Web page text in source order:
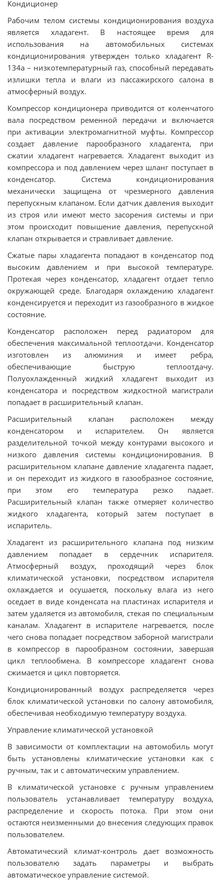
Кондиционер
Рабочим телом системы кондиционирования воздуха
является хладагент. В настоящее время для
использования на автомобильных системах
кондиционирования утвержден только хладагент R-
134a – низкотемпературный газ, способный передавать
излишки тепла и влаги из пассажирского салона в
атмосферный воздух.
Компрессор кондиционера приводится от коленчатого
вала посредством ременной передачи и включается
при активации электромагнитной муфты. Компрессор
создает давление парообразного хладагента, при
сжатии хладагент нагревается. Хладагент выходит из
компрессора и под давлением через шланг поступает в
конденсатор. Система кондиционирования
механически защищена от чрезмерного давления
перепускным клапаном. Если датчик давления выходит
из строя или имеют место засорения системы и при
этом происходит повышение давления, перепускной
клапан открывается и стравливает давление.
Сжатые пары хладагента попадают в конденсатор под
высоким давлением и при высокой температуре.
Протекая через конденсатор, хладагент отдает тепло
окружающей среде. Благодаря охлаждению хладагент
конденсируется и переходит из газообразного в жидкое
состояние.
Конденсатор расположен перед радиатором для
обеспечения максимальной теплоотдачи. Конденсатор
изготовлен из алюминия и имеет ребра,
обеспечивающие быструю теплоотдачу.
Полуохлажденный жидкий хладагент выходит из
конденсатора и посредством жидкостной магистрали
попадает в расширительный клапан.
Расширительный клапан расположен между
конденсатором и испарителем. Он является
разделительной точкой между контурами высокого и
низкого давления системы кондиционирования. В
расширительном клапане давление хладагента падает,
и он переходит из жидкого в газообразное состояние,
при этом его температура резко падает.
Расширительный клапан также отмеряет количество
жидкого хладагента, который затем поступает в
испаритель.
Хладагент из расширительного клапана под низким
давлением попадает в сердечник испарителя.
Атмосферный воздух, проходящий через блок
климатической установки, посредством испарителя
охлаждается и осушается, поскольку влага из него
оседает в виде конденсата на пластинах испарителя и
затем удаляется из автомобиля, стекая по специальным
каналам. Хладагент в испарителе нагревается, после
чего снова попадает посредством заборной магистрали
в компрессор в парообразном состоянии, завершая
цикл теплообмена. В компрессоре хладагент снова
сжимается и цикл повторяется.
Кондиционированный воздух распределяется через
блок климатической установки по салону автомобиля,
обеспечивая необходимую температуру воздуха.
Управление климатической установкой
В зависимости от комплектации на автомобиль могут
быть установлены климатические установки как с
ручным, так и с автоматическим управлением.
В климатической установке с ручным управлением
пользователь устанавливает температуру воздуха,
распределение и скорость потока. При этом они
остаются неизменными до внесения следующих правок
пользователем.
Автоматический климат-контроль дает возможность
пользователю задать параметры и выбрать
автоматическое управление системой.